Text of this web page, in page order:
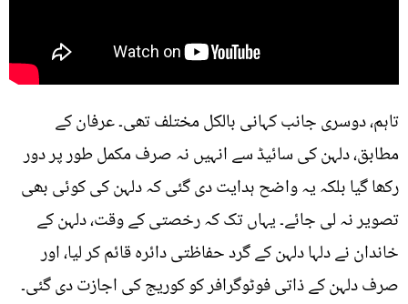
تاہم، دوسری جانب کہانی بالکل مختلف تھی۔ عرفان کے
مطابق، دلہن کی سائیڈ سے انہیں نہ صرف مکمل طور پر دور
رکھا گیا بلکہ یہ واضح ہدایت دی گئی کہ دلہن کی کوئی بھی
تصویر نہ لی جائے۔ یہاں تک کہ رخصتی کے وقت، دلہن کے
خاندان نے دلہا دلہن کے گرد حفاظتی دائرہ قائم کر لیا، اور
صرف دلہن کے ذاتی فوٹوگرافر کو کوریج کی اجازت دی گئی۔